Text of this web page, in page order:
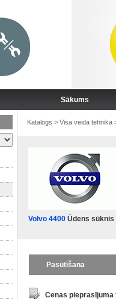
Sākums
Katalogs > Visa veida tehnika
Volvo 4400 Ūdens sūknis
Pasūtīšana
Cenas pieprasījuma